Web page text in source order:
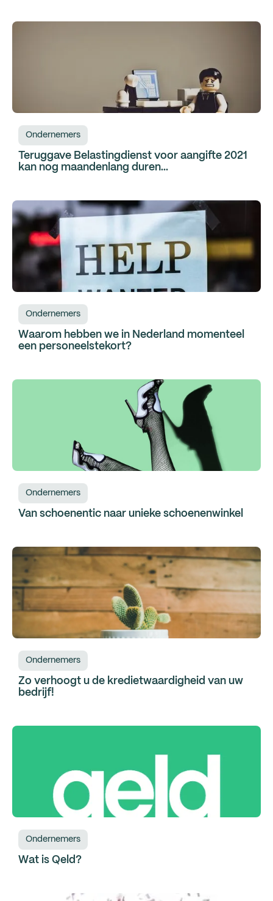
Ondernemers
Teruggave Belastingdienst voor aangifte 2021
kan nog maandenlang duren...
Ondernemers
Waarom hebben we in Nederland momenteel
een personeelstekort?
Ondernemers
Van schoenentic naar unieke schoenenwinkel
Ondernemers
Zo verhoogt u de kredietwaardigheid van uw
bedrijf!
Ondernemers
Wat is Qeld?